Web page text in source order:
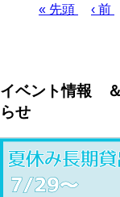
First
« 先頭 ‹ 前
イベント情報
らせ